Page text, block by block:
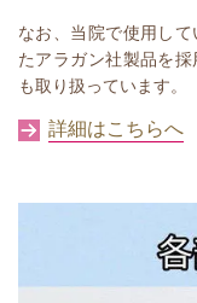
なお、当院で使用し
たアラガン社製品を
も取り扱っています。
詳細はこちらへ